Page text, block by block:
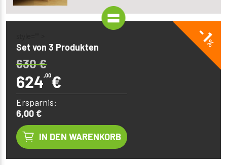
- 1
%
Set von 3 Produkten
630€
624,00€
Ersparnis:
6,00 €
IN DEN WARENKORB